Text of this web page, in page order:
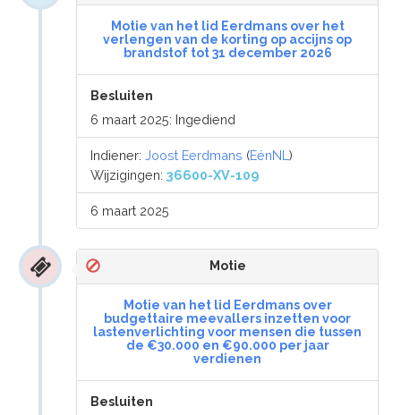
Motie van het lid Eerdmans over het
verlengen van de korting op accijns op
brandstof tot 31 december 2026
Besluiten
6 maart 2025: Ingediend
Indiener:Joost Eerdmans (EénNL)
Wijzigingen:36600-XV-109
6 maart 2025
Motie
Motie van het lid Eerdmans over
budgettaire meevallers inzetten voor
lastenverlichting voor mensen die tussen
de €30.000 en €90.000 per jaar
verdienen
Besluiten